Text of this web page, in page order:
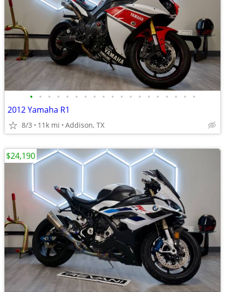
• • • • • • • • • • • • • • • • • • •
2012 Yamaha R1
8/3 11k mi Addison, TX
$24,190